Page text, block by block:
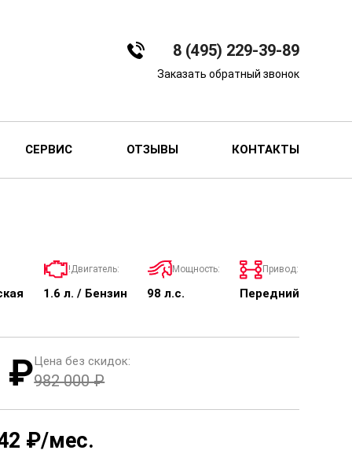
8 (495) 229-39-89
Заказать обратный звонок
СЕРВИС ОТЗЫВЫ КОНТАКТЫ
!Двигатель:
1.6 л. / Бензин
Мощность:
98 л.с.
Привод:
Передний
₽Цена без скидок:
982 000 ₽
₽/мес.